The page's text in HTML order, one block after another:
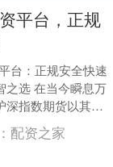
平台，正规
台：正规安全快速
之选 在当今瞬息万
深指数期货以其高
引了众多寻求资
....配资之家